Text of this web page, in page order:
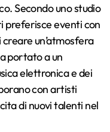
Secondo uno studio
preferisce eventi con
un’atmosfera
portato a un
elettronica e dei
con artisti
di nuovi talenti nel